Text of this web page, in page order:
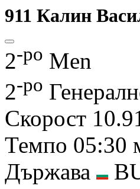
911 Калин
2-ро Men
2-ро
Скорост
Темпо 05:30
Държава